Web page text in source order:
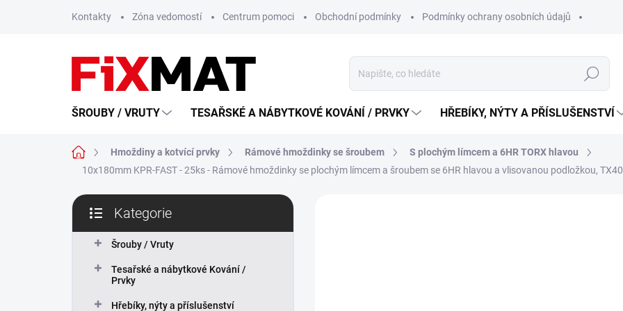
Kontakty Zóna vedomostí Centrum pomoci Obchodní podmínky Podmínky ochrany osobních údajů
Hledat
ŠROUBY / VRUTY TESAŘSKÉ A NÁBYTKOVÉ KOVÁNÍ / PRVKY HŘEBÍKY, NÝTY A PŘÍSLUŠENSTVÍ
Domů Hmoždiny a kotvící prvky Rámové hmoždinky se šroubem
S plochým límcem a 6HR TORX hlavou
10x180mm KPR-FAST - 25ks - Rámové hmoždinky se plochým límcem a šroubem se 6HR hlavou a vlisovanou podložkou,
P
s
kategorie
Kategorie
Šrouby / Vruty
Tesařské a nábytkové Kování /
Prvky
Hřebíky, nýty a příslušenství